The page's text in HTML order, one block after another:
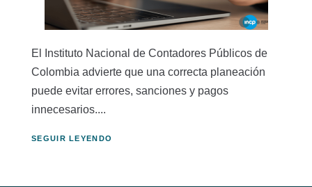
El Instituto Nacional de Contadores Públicos de
Colombia advierte que una correcta planeación
puede evitar errores, sanciones y pagos
innecesarios....
SEGUIR LEYENDO